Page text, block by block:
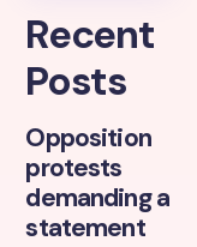
Recent
Posts
Opposition
protests
demanding a
statement